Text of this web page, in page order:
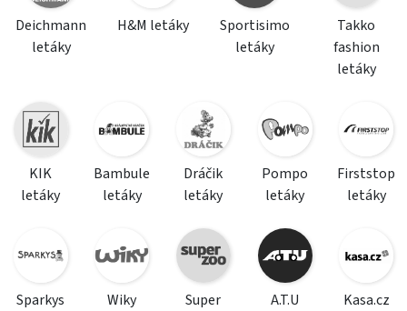
Deichmann
letáky
H&M letáky
Sportisimo
letáky
Takko
fashion
letáky
KIK
letáky
Bambule
letáky
Dráčik
letáky
Pompo
letáky
Firststop
letáky
Sparkys
Wiky
Super
A.T.U
Kasa.cz